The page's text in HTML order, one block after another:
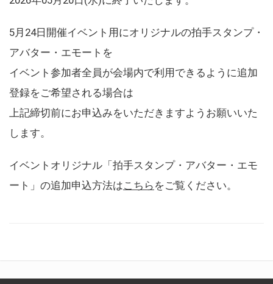
5月24日開催イベント用にオリジナルの拍手スタンプ・
アバター・エモートを
イベント参加者全員が会場内で利用できるように追加
登録をご希望される場合は
上記締切前にお申込みをいただきますようお願いいた
します。
イベントオリジナル「拍手スタンプ・アバター・エモ
ート」の追加申込方法はこちら をご覧ください。